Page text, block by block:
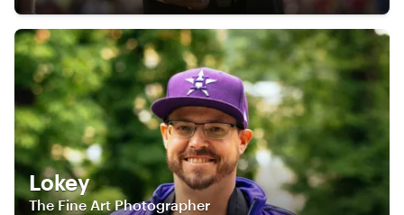
Lokey
The Fine Art Photographer